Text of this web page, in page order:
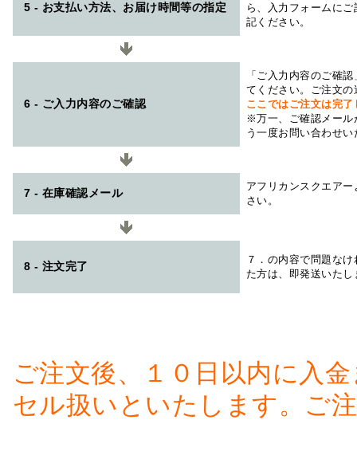
5 - お支払い方法、お届け時間等の指定
ら、入力フォームに
記ください。
6 - ご入力内容のご確認
「ご入力内容のご確
てください。ご注文
ここではご注文は完
※万一、ご確認メール
う一度お問い合わせ
7 - 在庫確認メール
アフリカンスクエアー
さい。
8 - 注文完了
７．の内容で問題な
た方は、即発送いたし
ご注文後、１０日以内に入
セル扱いといたします。ご